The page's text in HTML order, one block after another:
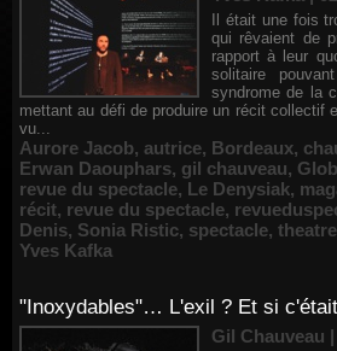
Il était une fois
qui rêvaient de
rapport à leur
solitaire
syndrome de la
mettant au défi de produire un récit collectif
vu...
Aurore Jacob, autrice, Bordeaux,
Erwan Daouphars, gil chauveau, Glob
revue du spectacle, Le Denysiak,
récit, revue du spectacle,
Denis, Sonia Ristic, spectacle, theatre
Yves Kafka
"Inoxydables"… L'exil ? Et si
Gil Chauveau |